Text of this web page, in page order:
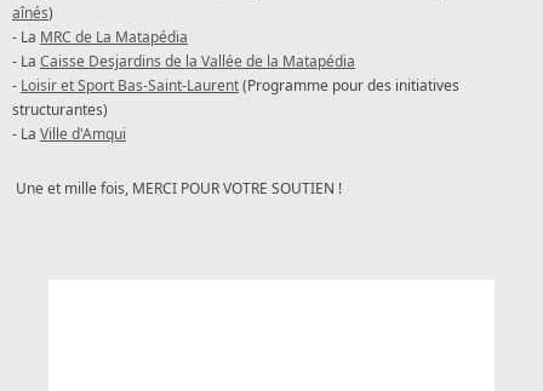
aînés)
- La MRC de La Matapédia
- La Caisse Desjardins de la Vallée de la Matapédia
- Loisir et Sport Bas-Saint-Laurent(Programme pour des initiatives
structurantes)
- La Ville d'Amqui
Une et mille fois, MERCI POUR VOTRE SOUTIEN !